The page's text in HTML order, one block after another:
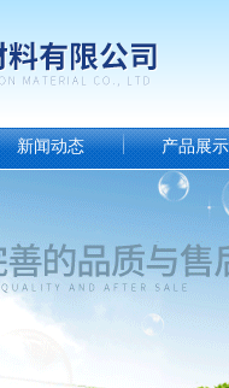
新闻动态 产品展示